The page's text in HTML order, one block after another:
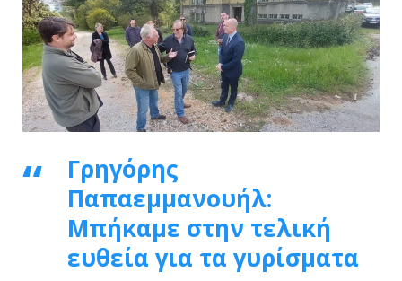
Γρηγόρης
Παπαεμμανουήλ:
Μπήκαμε στην τελική
ευθεία για τα γυρίσματα